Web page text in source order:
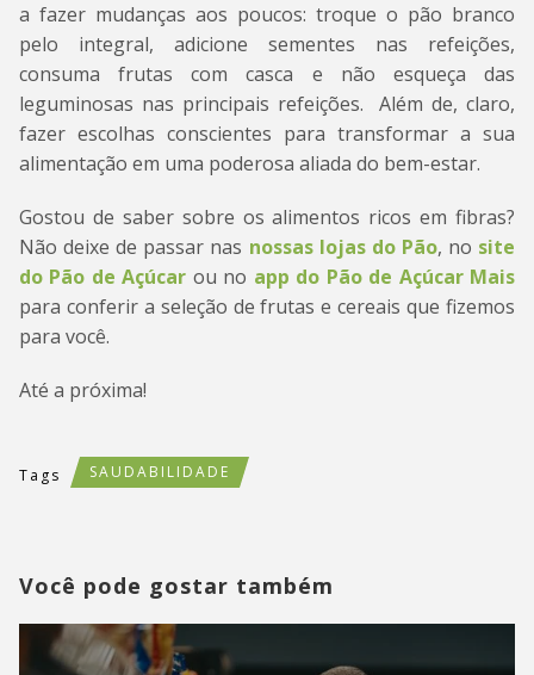
a fazer mudanças aos poucos: troque o pão branco
pelo integral, adicione sementes nas refeições,
consuma frutas com casca e não esqueça das
leguminosas nas principais refeições. Além de, claro,
fazer escolhas conscientes para transformar a sua
alimentação em uma poderosa aliada do bem-estar.
Gostou de saber sobre os alimentos ricos em fibras?
Não deixe de passar nas nossas lojas do Pão, no site
do Pão de Açúcar ou no app do Pão de Açúcar Mais
para conferir a seleção de frutas e cereais que fizemos
para você.
Até a próxima!
Tags SAUDABILIDADE
Você pode gostar também